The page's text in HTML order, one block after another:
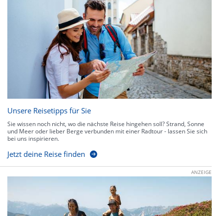
Unsere Reisetipps für Sie
Sie wissen noch nicht, wo die nächste Reise hingehen soll? Strand, Sonne
und Meer oder lieber Berge verbunden mit einer Radtour - lassen Sie sich
bei uns inspirieren.
Jetzt deine Reise finden
ANZEIGE